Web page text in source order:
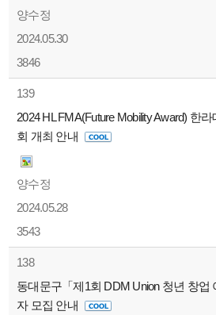
양수정
2024.05.30
3846
139
2024 HL FMA(Future Mobility Award) 한
회 개최 안내
양수정
2024.05.28
3543
138
동대문구「제1회 DDM Union 청년 창
자 모집 안내